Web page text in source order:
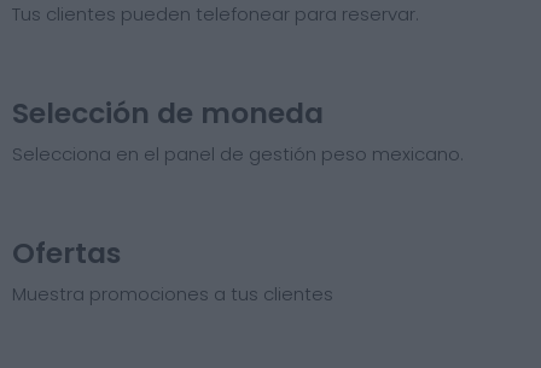
Tus clientes pueden telefonear para reservar.
Selección de moneda
Selecciona en el panel de gestión peso mexicano.
Ofertas
Muestra promociones a tus clientes